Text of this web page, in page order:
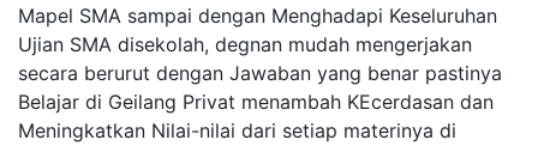
Mapel SMA sampai dengan Menghadapi Keseluruhan
Ujian SMA disekolah, degnan mudah mengerjakan
secara berurut dengan Jawaban yang benar pastinya
Belajar di Geilang Privat menambah KEcerdasan dan
Meningkatkan Nilai-nilai dari setiap materinya di